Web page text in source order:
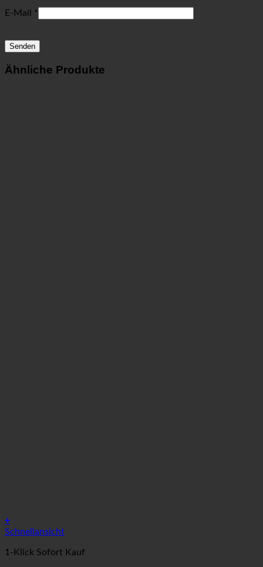
E-Mail *
Ähnliche Produkte
+
Schnellansicht
1-Klick Sofort Kauf